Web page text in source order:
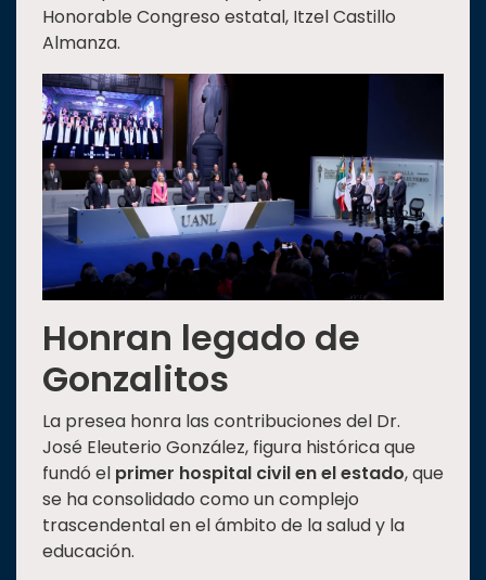
Honorable Congreso estatal, Itzel Castillo
Almanza.
Honran legado de
Gonzalitos
La presea honra las contribuciones del Dr.
José Eleuterio González, figura histórica que
fundó el primer hospital civil en el estado, que
se ha consolidado como un complejo
trascendental en el ámbito de la salud y la
educación.